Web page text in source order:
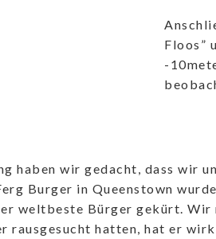
Floos”
-
haben wir gedacht, dass wir
Burger in Queenstown
weltbeste Bürger gekürt. Wir
rausgesucht hatten, hat er